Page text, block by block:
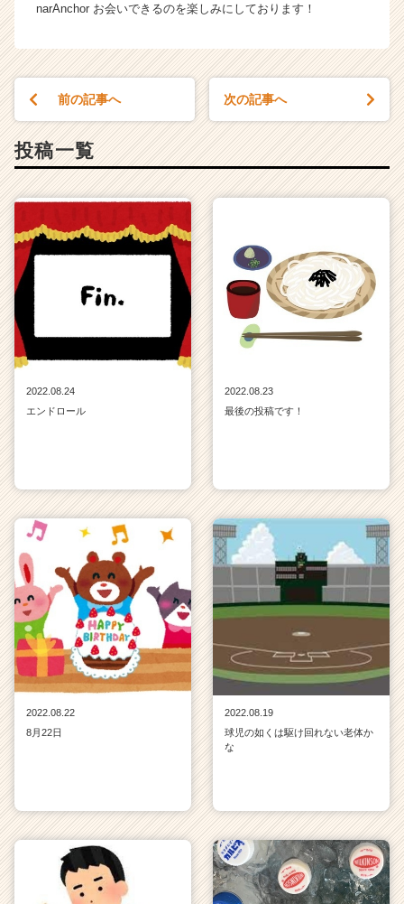
カ
ト
就
ト
ア
キ
r）
narAnchor お会いできるのを楽しみにしております！
前の記事へ 次の記事へ
投稿一覧
2022.08.24
エンドロール
2022.08.23
最後の投稿です！
2022.08.22
8月22日
2022.08.19
球児の如くは駆け回れない老体か
な